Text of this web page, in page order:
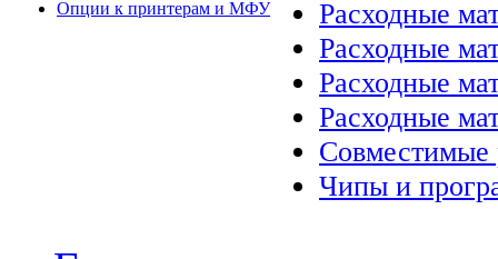
Опции к принтерам и МФУ
Расходные
Расходные
Расходные
Расходные
Совместимые
Чипы и